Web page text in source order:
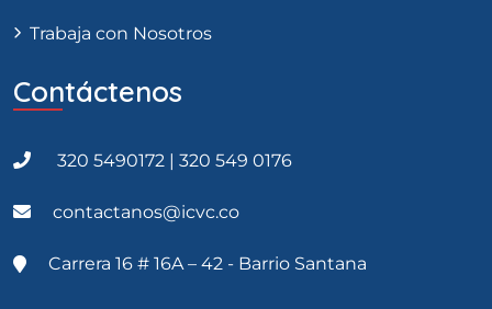
Trabaja con Nosotros
Contáctenos
320 5490172 | 320 549 0176
contactanos@icvc.co
Carrera 16 # 16A – 42 - Barrio Santana